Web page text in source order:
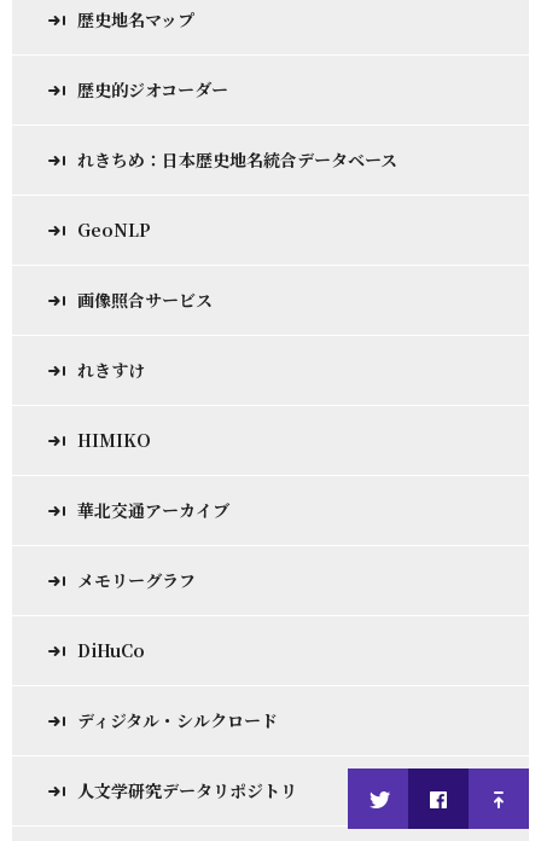
歴史地名マップ
歴史的ジオコーダー
れきちめ：日本歴史地名統合データベース
GeoNLP
画像照合サービス
れきすけ
HIMIKO
華北交通アーカイブ
メモリーグラフ
DiHuCo
ディジタル・シルクロード
人文学研究データリポジトリ